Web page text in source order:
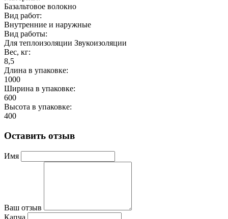
Базальтовое волокно
Вид работ:
Внутренние и наружные
Вид работы:
Для теплоизоляции Звукоизоляции
Вес, кг:
8,5
Длина в упаковке:
1000
Ширина в упаковке:
600
Высота в упаковке:
400
Оставить отзыв
Имя
Ваш отзыв
Капча